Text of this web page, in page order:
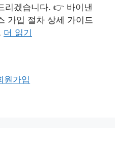
리겠습니다. 👉 바이낸
가입 절차 상세 가이드
더 읽기
원가입